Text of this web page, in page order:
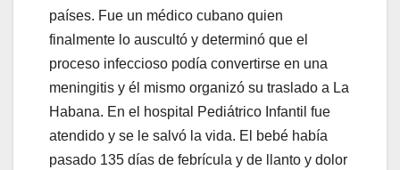
países. Fue un médico cubano quien
finalmente lo auscultó y determinó que el
proceso infeccioso podía convertirse en una
meningitis y él mismo organizó su traslado a La
Habana. En el hospital Pediátrico Infantil fue
atendido y se le salvó la vida. El bebé había
pasado 135 días de febrícula y de llanto y dolor